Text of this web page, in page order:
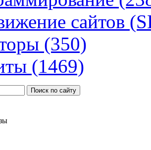
сайтов
(350)
(1469)